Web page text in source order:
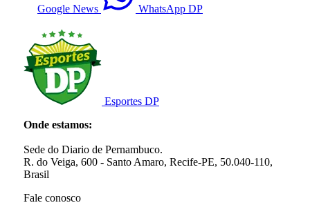
Google News WhatsApp DP
Esportes DP
Onde estamos:
Sede do Diario de Pernambuco.
R. do Veiga, 600 - Santo Amaro, Recife-PE, 50.040-110,
Brasil
Fale conosco